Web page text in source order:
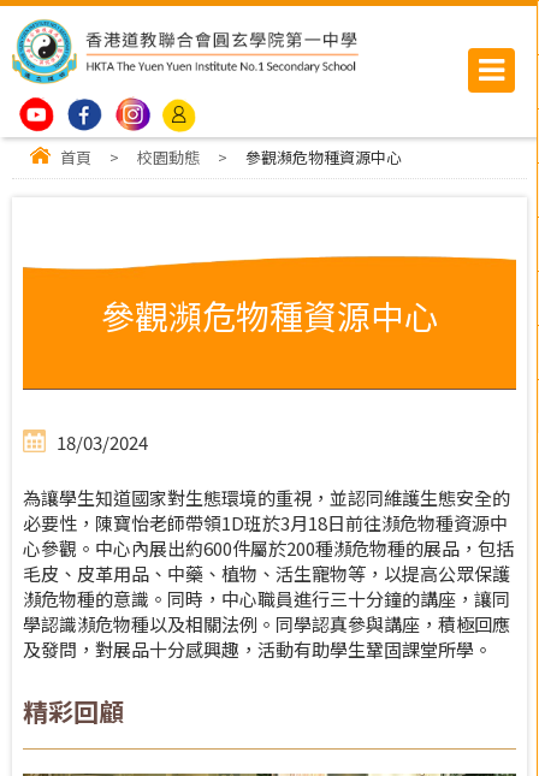
首頁 > 校園動態 > 參觀瀕危物種資源中心
參觀瀕危物種資源中心
18/03/2024
為讓學生知道國家對生態環境的重視，並認同維護生態安全的
必要性，陳寶怡老師帶領1D班於3月18日前往瀕危物種資源中
心參觀。中心內展出約600件屬於200種瀕危物種的展品，包括
毛皮、皮革用品、中藥、植物、活生寵物等，以提高公眾保護
瀕危物種的意識。同時，中心職員進行三十分鐘的講座，讓同
學認識瀕危物種以及相關法例。同學認真參與講座，積極回應
及發問，對展品十分感興趣，活動有助學生鞏固課堂所學。
精彩回顧